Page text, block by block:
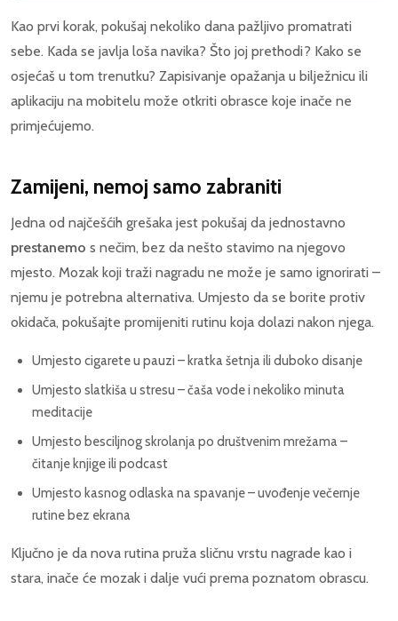
Kao prvi korak, pokušaj nekoliko dana pažljivo promatrati
sebe. Kada se javlja loša navika? Što joj prethodi? Kako se
osjećaš u tom trenutku? Zapisivanje opažanja u bilježnicu ili
aplikaciju na mobitelu može otkriti obrasce koje inače ne
primjećujemo.
Zamijeni, nemoj samo zabraniti
Jedna od najčešćih grešaka jest pokušaj da jednostavno
prestanemo s nečim, bez da nešto stavimo na njegovo
mjesto. Mozak koji traži nagradu ne može je samo ignorirati –
njemu je potrebna alternativa. Umjesto da se borite protiv
okidača, pokušajte promijeniti rutinu koja dolazi nakon njega.
Umjesto cigarete u pauzi – kratka šetnja ili duboko disanje
Umjesto slatkiša u stresu – čaša vode i nekoliko minuta
meditacije
Umjesto besciljnog skrolanja po društvenim mrežama –
čitanje knjige ili podcast
Umjesto kasnog odlaska na spavanje – uvođenje večernje
rutine bez ekrana
Ključno je da nova rutina pruža sličnu vrstu nagrade kao i
stara, inače će mozak i dalje vući prema poznatom obrascu.